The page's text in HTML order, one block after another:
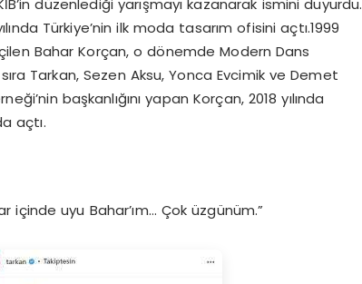
düzenlediği yarışmayı kazanarak ismini duyurdu.
Türkiye’nin ilk moda tasarım ofisini açtı.1999
Bahar Korçan, o dönemde Modern Dans
Tarkan, Sezen Aksu, Yonca Evcimik ve Demet
başkanlığını yapan Korçan, 2018 yılında
açtı.
içinde uyu Bahar’ım… Çok üzgünüm.”